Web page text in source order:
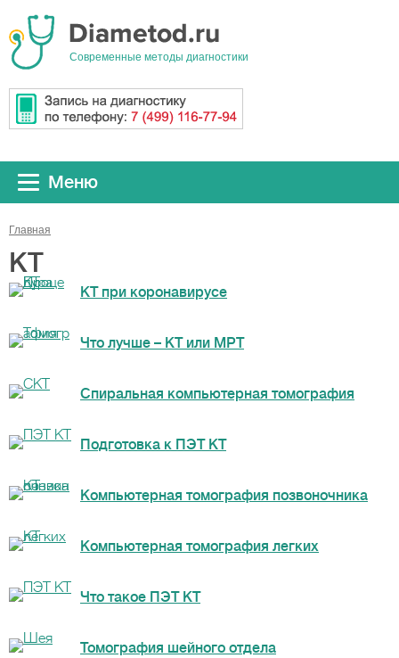
Cовременные методы диагностики
Меню
Главная
КТ
КТ при коронавирусе
Что лучше – КТ или МРТ
Спиральная компьютерная томография
Подготовка к ПЭТ КТ
Компьютерная томография позвоночника
Компьютерная томография легких
Что такое ПЭТ КТ
Томография шейного отдела